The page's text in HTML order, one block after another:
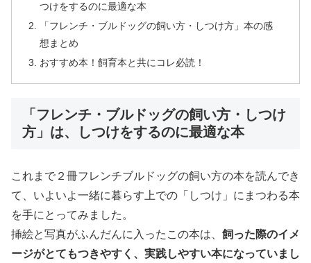
つけをするのに最適な本
「フレンチ・ブルドッグの飼い方・しつけ方」本の感
想まとめ
おすすめ本！飼育本と共にコレ必読！
「フレンチ・ブルドッグの飼い方・しつけ
方」は、しつけをするのに最適な本
これまで２冊フレンチブルドッグの飼い方の本を読んでき
て、いよいよ一緒に暮らす上での「しつけ」にまつわる本
を手にとってみました。
挿絵と写真がふんだんに入ったこの本は、 飼った際のイメ
ージがとてもつきやすく、実践しやすい本になっていまし